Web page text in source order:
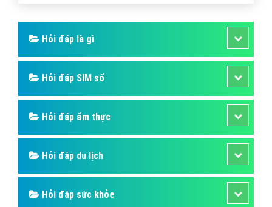
toàn ở những điểm quan trọng nhất.
Hỏi đáp là gì
Hỏi đáp SIM số
Hỏi đáp ẩm thực
Hỏi đáp du lịch
Hỏi đáp sức khỏe